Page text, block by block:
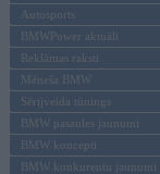
Autosports
BMWPower aktuāli
Reklāmas raksti
Mēneša BMW
Sērijveida tūnings
BMW pasaules jaunumi
BMW koncepti
BMW konkurentu jaunumi